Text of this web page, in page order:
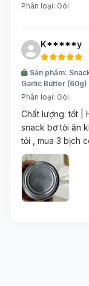
Phân loại: Gói
K*****y
Sản phẩm:
Garlic Butter (60g)
Phân loại: Gói
Chất lượng: tốt |
snack bơ tỏi ăn
tỏi , mua 3 bịch